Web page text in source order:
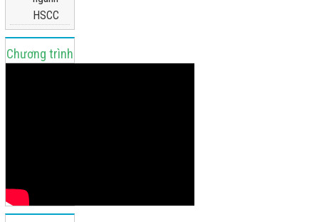
HSCC
Chương trình